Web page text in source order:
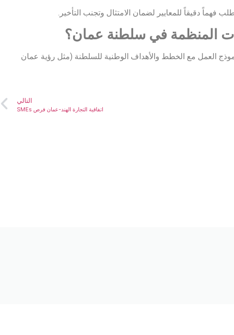
فهماً دقيقاً للمعايير لضمان الامتثال وتجنب التأخير.
المنظمة في سلطنة عمان؟
العمل مع الخطط والأهداف الوطنية للسلطنة (مثل رؤية عمان
التالي
اتفاقية التجارة الهند-عمان فرص SMEs